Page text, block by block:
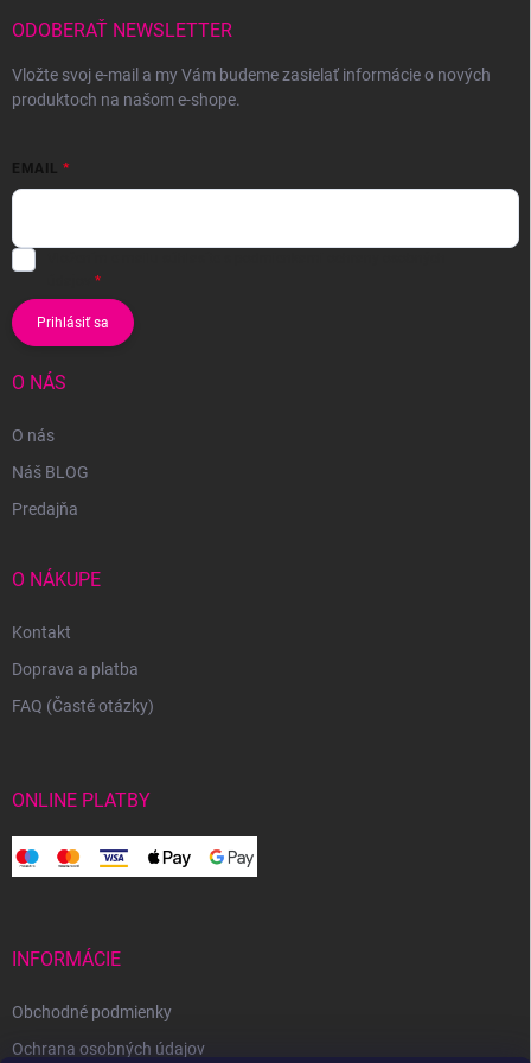
ODOBERAŤ NEWSLETTER
Vložte svoj e-mail a my Vám budeme zasielať informácie o nových
produktoch na našom e-shope.
EMAIL
Prihlásiť sa
O NÁS
O nás
Náš BLOG
Predajňa
O NÁKUPE
Kontakt
Doprava a platba
FAQ (Časté otázky)
ONLINE PLATBY
INFORMÁCIE
Obchodné podmienky
Ochrana osobných údajov